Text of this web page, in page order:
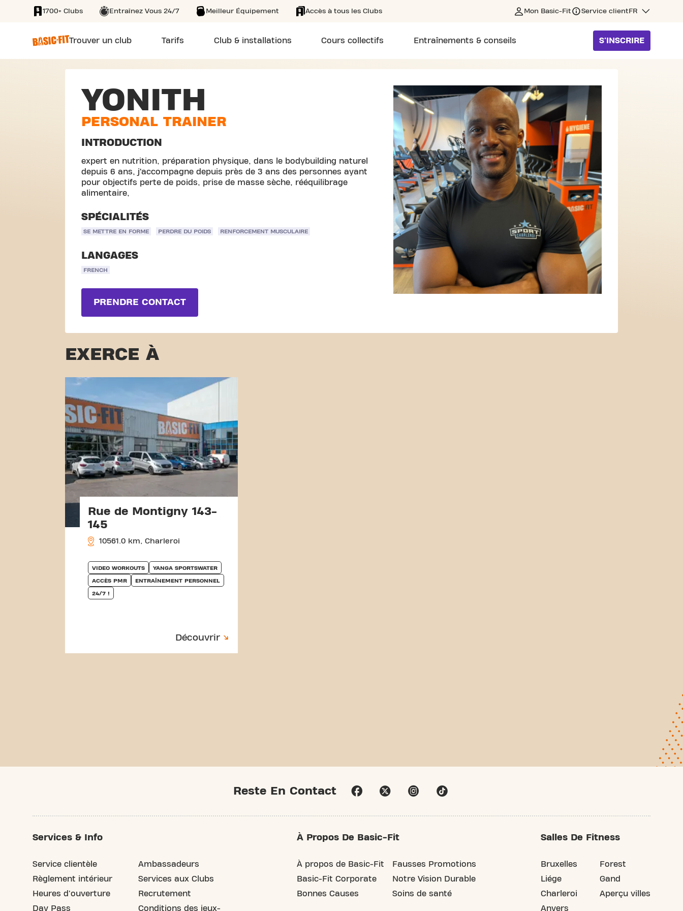
SKIP TO MAIN CONTENT
1700+ Clubs Entraînez Vous 24/7 Meilleur Équipement Accès à tous les Clubs Mon Basic-Fit Service client FR
Trouver un club Tarifs Club & installations Cours collectifs Entraînements & conseils S'INSCRIRE
YONITH
PERSONAL TRAINER
INTRODUCTION
expert en nutrition, préparation physique, dans le bodybuilding naturel
depuis 6 ans, j’accompagne depuis près de 3 ans des personnes ayant
pour objectifs perte de poids, prise de masse sèche, rééquilibrage
alimentaire,
SPÉCIALITÉS
SE METTRE EN FORME PERDRE DU POIDS RENFORCEMENT MUSCULAIRE
LANGAGES
FRENCH
PRENDRE CONTACT
EXERCE À
Rue de Montigny 143-
145
10561.0 km, Charleroi
VIDEO WORKOUTS YANGA SPORTSWATER
ACCÈS PMR ENTRAÎNEMENT PERSONNEL
24/7 !
Découvrir
Reste En Contact
Services & Info
Service clientèle
Règlement intérieur
Heures d'ouverture
Day Pass
Ambassadeurs
Services aux Clubs
Recrutement
Conditions des jeux-
À Propos De Basic-Fit
À propos de Basic-Fit
Basic-Fit Corporate
Bonnes Causes
Fausses Promotions
Notre Vision Durable
Soins de santé
Salles De Fitness
Bruxelles
Liége
Charleroi
Anvers
Forest
Gand
Aperçu villes